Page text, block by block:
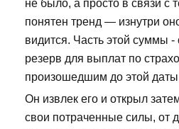
не было, а просто в связи с
понятен тренд — изнутри
видится. Часть этой суммы
резерв для выплат по
произошедшим до этой
Он извлек его и открыл
свои потраченные силы, от